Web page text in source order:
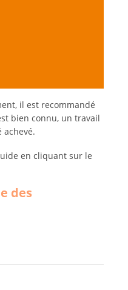
il est recommandé
bien connu, un travail
en cliquant sur le
des